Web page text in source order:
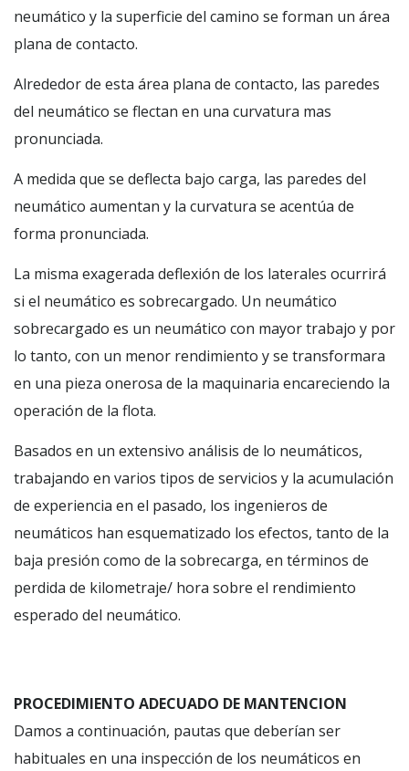
neumático y la superficie del camino se forman un área
plana de contacto.
Alrededor de esta área plana de contacto, las paredes
del neumático se flectan en una curvatura mas
pronunciada.
A medida que se deflecta bajo carga, las paredes del
neumático aumentan y la curvatura se acentúa de
forma pronunciada.
La misma exagerada deflexión de los laterales ocurrirá
si el neumático es sobrecargado. Un neumático
sobrecargado es un neumático con mayor trabajo y por
lo tanto, con un menor rendimiento y se transformara
en una pieza onerosa de la maquinaria encareciendo la
operación de la flota.
Basados en un extensivo análisis de lo neumáticos,
trabajando en varios tipos de servicios y la acumulación
de experiencia en el pasado, los ingenieros de
neumáticos han esquematizado los efectos, tanto de la
baja presión como de la sobrecarga, en términos de
perdida de kilometraje/ hora sobre el rendimiento
esperado del neumático.
PROCEDIMIENTO ADECUADO DE MANTENCION
Damos a continuación, pautas que deberían ser
habituales en una inspección de los neumáticos en